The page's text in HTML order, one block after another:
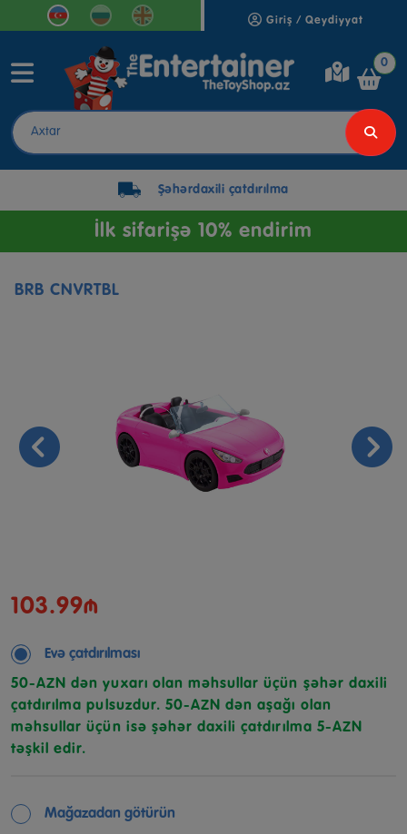
Giriş / Qeydiyyat
0
Şəhərdaxili çatdırılma
İlk sifarişə 10% endirim
BRB CNVRTBL
103.99₼
Evə çatdırılması
50-AZN dən yuxarı olan məhsullar üçün şəhər daxili
çatdırılma pulsuzdur. 50-AZN dən aşağı olan
məhsullar üçün isə şəhər daxili çatdırılma 5-AZN
təşkil edir.
Mağazadan götürün